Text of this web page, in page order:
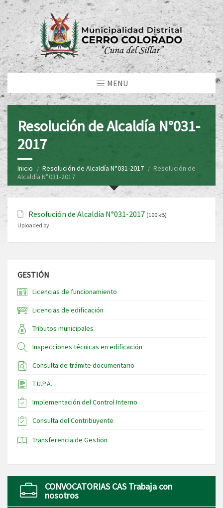
MENU
Resolución de Alcaldía N°031-
2017
Inicio Resolución de Alcaldía N°031-2017
Resolución de
Alcaldía N°031-2017
Resolución de Alcaldía N°031-2017 (100 kB)
Uploaded by:
GESTIÓN
Licencias de funcionamiento
Licencias de edificación
Tributos municipales
Inspecciones técnicas en edificación
Consulta de trámite documentario
T.U.P.A.
Implementación del Control Interno
Consulta del Contribuyente
Transferencia de Gestion
CONVOCATORIAS CAS Trabaja con
nosotros